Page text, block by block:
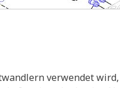
verwendet wird,